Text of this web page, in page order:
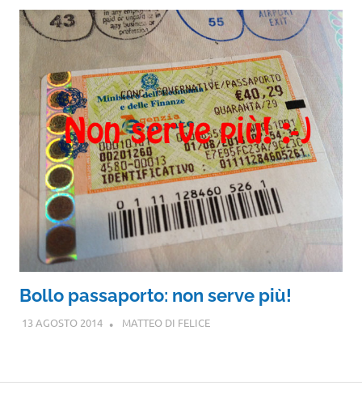
Bollo passaporto: non serve più!
13 AGOSTO 2014 MATTEO DI FELICE